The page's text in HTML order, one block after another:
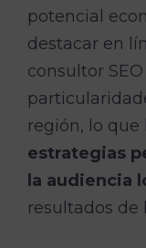
potencial
destacar en
consultor
región, lo
estrategias
la audiencia
resultados de